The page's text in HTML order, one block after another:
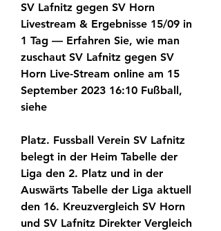
SV Lafnitz gegen SV Horn
Livestream & Ergebnisse 15/09 in
1 Tag — Erfahren Sie, wie man
zuschaut SV Lafnitz gegen SV
Horn Live-Stream online am 15
September 2023 16:10 Fußball,
siehe
Platz. Fussball Verein SV Lafnitz
belegt in der Heim Tabelle der
Liga den 2. Platz und in der
Auswärts Tabelle der Liga aktuell
den 16. Kreuzvergleich SV Horn
und SV Lafnitz Direkter Vergleich